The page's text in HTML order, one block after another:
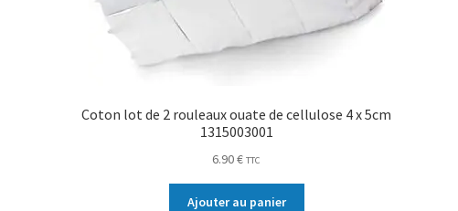
Coton lot de 2 rouleaux ouate de cellulose 4 x 5cm
1315003001
6.90€ TTC
Ajouter au panier